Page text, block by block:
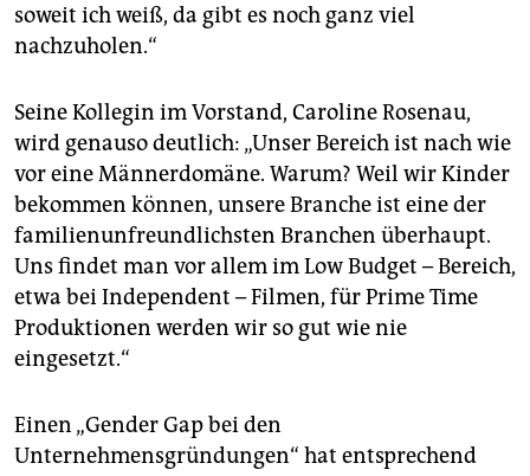
soweit ich weiß, da gibt es noch ganz viel
nachzuholen.“
Seine Kollegin im Vorstand, Caroline Rosenau,
wird genauso deutlich: „Unser Bereich ist nach wie
vor eine Männerdomäne. Warum? Weil wir Kinder
bekommen können, unsere Branche ist eine der
familienunfreundlichsten Branchen überhaupt.
Uns findet man vor allem im Low Budget – Bereich,
etwa bei Independent – Filmen, für Prime Time
Produktionen werden wir so gut wie nie
eingesetzt.“
Einen „Gender Gap bei den
Unternehmensgründungen“ hat entsprechend